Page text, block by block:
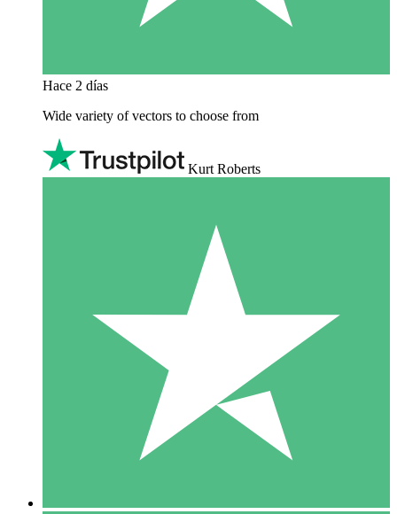
Hace 2 días
Wide variety of vectors to choose from
Kurt Roberts